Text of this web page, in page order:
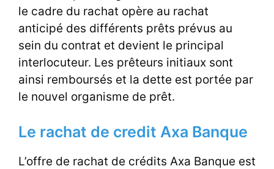
le cadre du rachat opère au rachat
anticipé des différents prêts prévus au
sein du contrat et devient le principal
interlocuteur. Les prêteurs initiaux sont
ainsi remboursés et la dette est portée par
le nouvel organisme de prêt.
Le rachat de credit Axa Banque
L’offre de rachat de crédits Axa Banque est